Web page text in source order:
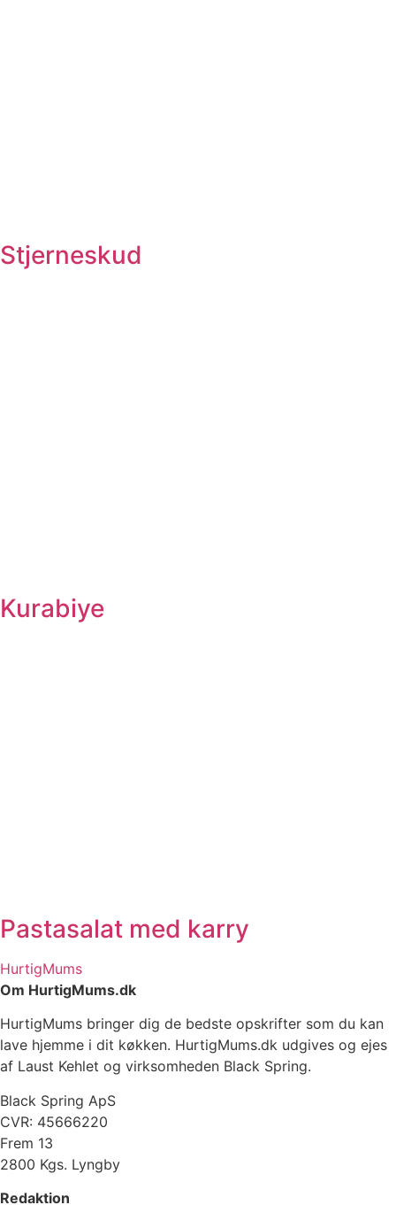
Stjerneskud
Kurabiye
Pastasalat med karry
HurtigMums
Om HurtigMums.dk
HurtigMums bringer dig de bedste opskrifter som du kan
lave hjemme i dit køkken. HurtigMums.dk udgives og ejes
af Laust Kehlet og virksomheden Black Spring.
Black Spring ApS
CVR: 45666220
Frem 13
2800 Kgs. Lyngby
Redaktion